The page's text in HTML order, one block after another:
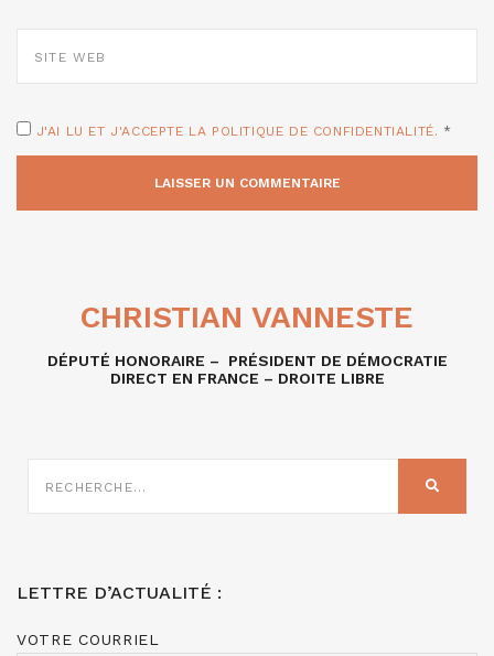
WEB
J'AI LU ET J'ACCEPTE LA POLITIQUE DE CONFIDENTIALITÉ. *
CHRISTIAN VANNESTE
DÉPUTÉ HONORAIRE – PRÉSIDENT DE DÉMOCRATIE
DIRECT EN FRANCE – DROITE LIBRE
SUR
LETTRE D’ACTUALITÉ :
VOTRE COURRIEL